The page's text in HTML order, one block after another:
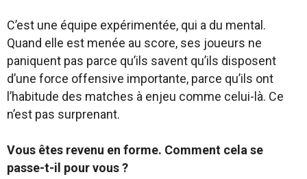
C’est une équipe expérimentée, qui a du mental.
Quand elle est menée au score, ses joueurs ne
paniquent pas parce qu’ils savent qu’ils disposent
d’une force offensive importante, parce qu’ils ont
l’habitude des matches à enjeu comme celui-là. Ce
n’est pas surprenant.
Vous êtes revenu en forme. Comment cela se
passe-t-il pour vous ?